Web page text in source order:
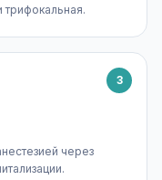
трифокальная.
3
через